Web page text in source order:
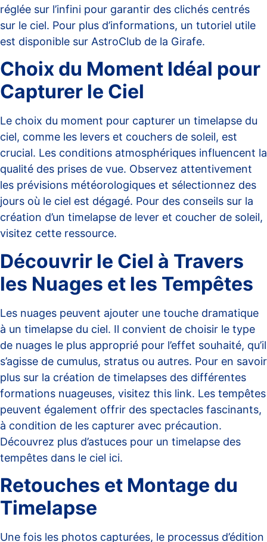
réglée sur l’infini pour garantir des clichés centrés
sur le ciel. Pour plus d’informations, un tutoriel utile
est disponible sur AstroClub de la Girafe.
Choix du Moment Idéal pour
Capturer le Ciel
Le choix du moment pour capturer un timelapse du
ciel, comme les levers et couchers de soleil, est
crucial. Les conditions atmosphériques influencent la
qualité des prises de vue. Observez attentivement
les prévisions météorologiques et sélectionnez des
jours où le ciel est dégagé. Pour des conseils sur la
création d’un timelapse de lever et coucher de soleil,
visitez cette ressource.
Découvrir le Ciel à Travers
les Nuages et les Tempêtes
Les nuages peuvent ajouter une touche dramatique
à un timelapse du ciel. Il convient de choisir le type
de nuages le plus approprié pour l’effet souhaité, qu’il
s’agisse de cumulus, stratus ou autres. Pour en savoir
plus sur la création de timelapses des différentes
formations nuageuses, visitez this link. Les tempêtes
peuvent également offrir des spectacles fascinants,
à condition de les capturer avec précaution.
Découvrez plus d’astuces pour un timelapse des
tempêtes dans le ciel ici.
Retouches et Montage du
Timelapse
Une fois les photos capturées, le processus d’édition